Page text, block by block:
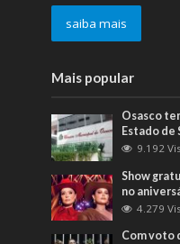
saiba mais
Mais popular
Osasco
Estado de
9.192
Show
no
4.279
Com voto